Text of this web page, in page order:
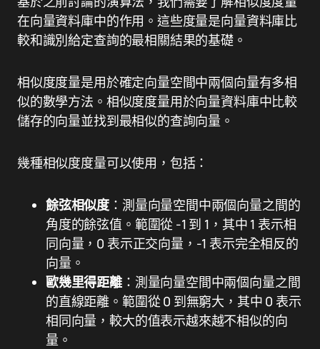
在向量資料庫中的作用。這些度量是向量資料庫比
較和識別給定查詢的最相關結果的基礎。
相似度度量是用於確定向量空間中兩個向量有多相
似的數學方法。相似度度量用於向量資料庫中比較
儲存的向量並找到最相似的查詢向量。
幾種相似度度量可以使用，包括：
餘弦相似度 ：測量向量空間中兩個向量之間的
角度的餘弦值。範圍從 -1 到 1，其中 1 表示相
同向量，0 表示正交向量，-1 表示完全相反的
向量。
歐幾里得距離：測量向量空間中兩個向量之間
的直線距離。範圍從 0 到無窮大，其中 0 表示
相同向量，較大的值表示越來越不相似的向
量。